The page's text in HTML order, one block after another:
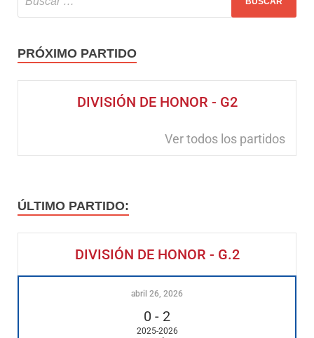
PRÓXIMO PARTIDO
DIVISIÓN DE HONOR - G2
Ver todos los partidos
ÚLTIMO PARTIDO:
DIVISIÓN DE HONOR - G.2
abril 26, 2026
0 - 2
2025-2026